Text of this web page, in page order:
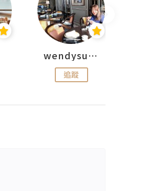
wendysugar享受生活gogogo
追蹤